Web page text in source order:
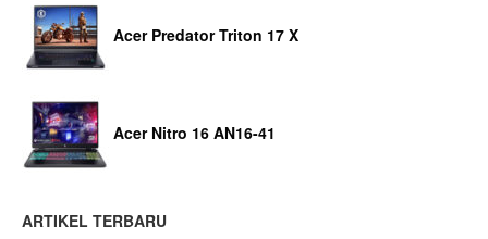
Acer Predator Triton 17 X
Acer Nitro 16 AN16-41
ARTIKEL TERBARU